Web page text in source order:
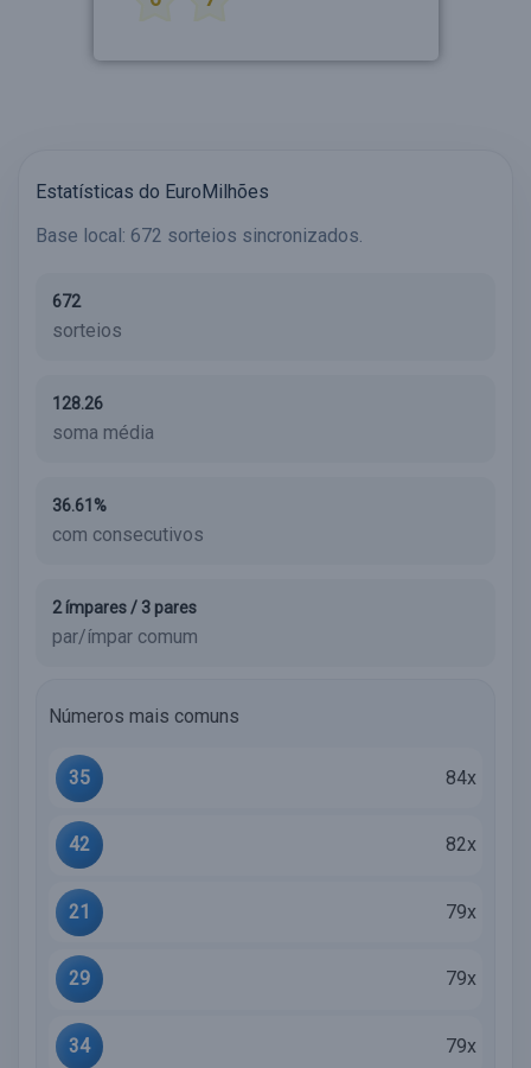
Estatísticas do EuroMilhões
Base local: 672 sorteios sincronizados.
672
sorteios
128.26
soma média
36.61%
com consecutivos
2 ímpares / 3 pares
par/ímpar comum
Números mais comuns
35 84x
42 82x
21 79x
29 79x
34 79x